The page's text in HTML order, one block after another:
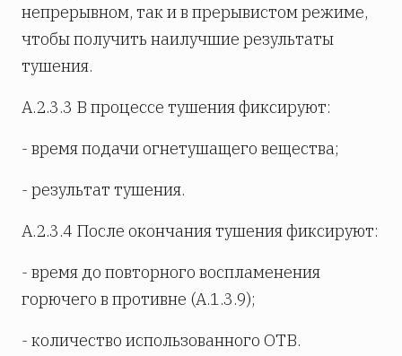
непрерывном, так и в прерывистом режиме,
чтобы получить наилучшие результаты
тушения.
А.2.3.3 В процессе тушения фиксируют:
- время подачи огнетушащего вещества;
- результат тушения.
А.2.3.4 После окончания тушения фиксируют:
- время до повторного воспламенения
горючего в противне (А.1.3.9);
- количество использованного ОТВ.